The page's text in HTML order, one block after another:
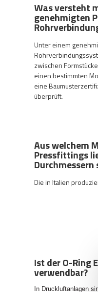
Was versteht
genehmigten
Unter einem
zwischen
einen bestimmten
eine
überprüft.
Aus welchem
Pressfittings
Die in Italien
Ist der O-Ring
verwendbar?
In Druckluftanlagen